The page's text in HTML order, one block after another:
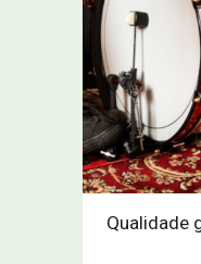
Qualidade